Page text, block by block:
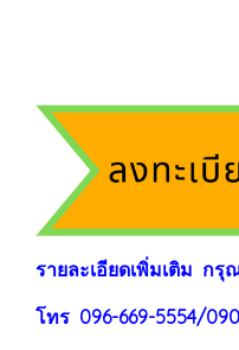
รายละเอียดเพิ่มเติม กรุ
โทร 096-669-5554/